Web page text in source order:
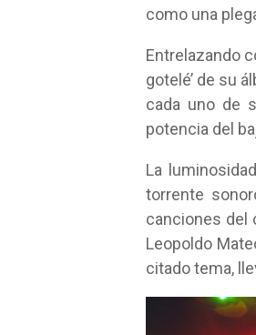
como una
Entrelazando
gotelé’ de su
cada uno de
potencia del
La
torrente
canciones del
Leopoldo
citado tema,